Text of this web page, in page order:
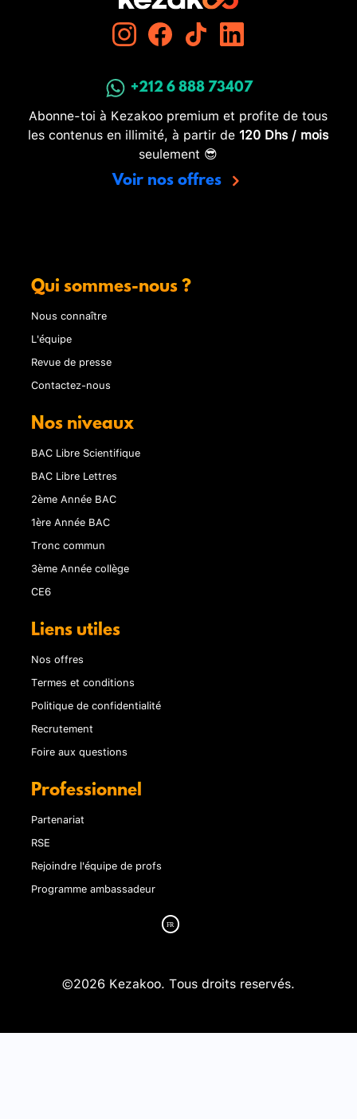
+212 6 888 73407
Abonne-toi à Kezakoo premium et profite de tous
les contenus en illimité, à partir de 120 Dhs / mois
seulement 😎
Voir nos offres
Qui sommes-nous ?
Nous connaître
L'équipe
Revue de presse
Contactez-nous
Nos niveaux
BAC Libre Scientifique
BAC Libre Lettres
2ème Année BAC
1ère Année BAC
Tronc commun
3ème Année collège
CE6
Liens utiles
Nos offres
Termes et conditions
Politique de confidentialité
Recrutement
Foire aux questions
Professionnel
Partenariat
RSE
Rejoindre l'équipe de profs
Programme ambassadeur
©2026 Kezakoo. Tous droits reservés.